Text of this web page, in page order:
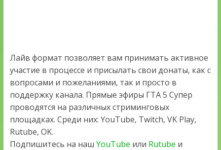
Лайв формат позволяет вам принимать активное
участие в процессе и присылать свои донаты, как с
вопросами и пожеланиями, так и просто в
поддержку канала. Прямые эфиры ГТА 5 Супер
проводятся на различных стриминговых
площадках. Среди них: YouTube, Twitch, VK Play,
Rutube, OK.
Подпишитесь на наш YouTube или Rutube и